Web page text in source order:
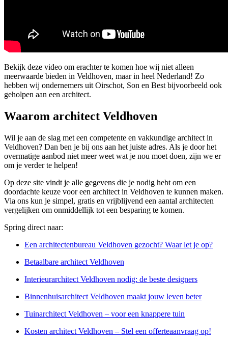
Bekijk deze video om erachter te komen hoe wij niet alleen
meerwaarde bieden in Veldhoven, maar in heel Nederland! Zo
hebben wij ondernemers uit Oirschot, Son en Best bijvoorbeeld ook
geholpen aan een architect.
Waarom architect Veldhoven
Wil je aan de slag met een competente en vakkundige architect in
Veldhoven? Dan ben je bij ons aan het juiste adres. Als je door het
overmatige aanbod niet meer weet wat je nou moet doen, zijn we er
om je verder te helpen!
Op deze site vindt je alle gegevens die je nodig hebt om een
doordachte keuze voor een architect in Veldhoven te kunnen maken.
Via ons kun je simpel, gratis en vrijblijvend een aantal architecten
vergelijken om onmiddellijk tot een besparing te komen.
Spring direct naar:
Een architectenbureau Veldhoven gezocht? Waar let je op?
Betaalbare architect Veldhoven
Interieurarchitect Veldhoven nodig: de beste designers
Binnenhuisarchitect Veldhoven maakt jouw leven beter
Tuinarchitect Veldhoven – voor een knappere tuin
Kosten architect Veldhoven – Stel een offerteaanvraag op!